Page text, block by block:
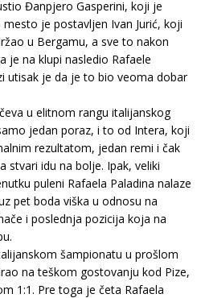
Đanpjero Gasperini, koji je
je postavljen Ivan Jurić, koji
u Bergamu, a sve to nakon
je na klupi nasledio Rafaele
utisak je da je to bio veoma dobar
u elitnom rangu italijanskog
jedan poraz, i to od Intera, koji
rezultatom, jedan remi i čak
stvari idu na bolje. Ipak, veliki
puleni Rafaela Paladina nalaze
pet boda viška u odnosu na
i poslednja pozicija koja na
šampionatu u prošlom
na teškom gostovanju kod Pize,
1:1. Pre toga je četa Rafaela